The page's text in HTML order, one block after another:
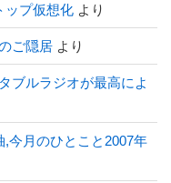
ップ仮想化 より
ご隠居 より
ブルラジオが最高によ
,今月のひとこと2007年